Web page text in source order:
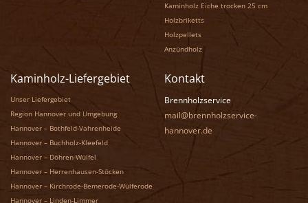
Kaminholz Eiche trocken 25 cm
Holzbriketts
Holzpellets
Anzündholz
Kaminholz-Liefergebiet
Unser Liefergebiet
Region Hannover und Umgebung
Hannover – Bothfeld-Vahrenheide
Hannover – Buchholz-Kleefeld
Hannover – Döhren-Wülfel
Hannover – Herrenhausen-Stöcken
Hannover – Kirchrode-Bemerode-Wülferode
Hannover – Linden-Limmer
Kontakt
Brennholzservice
mail@brennholzservice-
hannover.de